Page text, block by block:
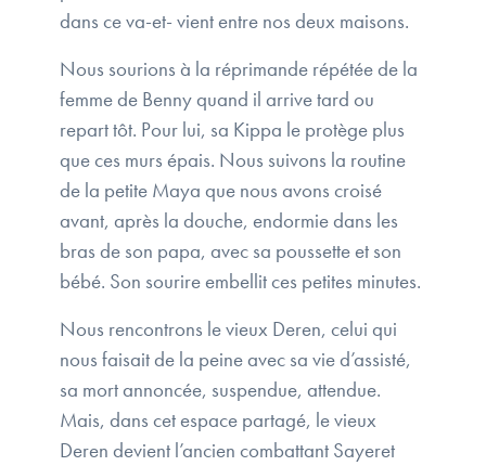
dans ce va-et- vient entre nos deux maisons.
Nous sourions à la réprimande répétée de la
femme de Benny quand il arrive tard ou
repart tôt. Pour lui, sa Kippa le protège plus
que ces murs épais. Nous suivons la routine
de la petite Maya que nous avons croisé
avant, après la douche, endormie dans les
bras de son papa, avec sa poussette et son
bébé. Son sourire embellit ces petites minutes.
Nous rencontrons le vieux Deren, celui qui
nous faisait de la peine avec sa vie d’assisté,
sa mort annoncée, suspendue, attendue.
Mais, dans cet espace partagé, le vieux
Deren devient l’ancien combattant Sayeret